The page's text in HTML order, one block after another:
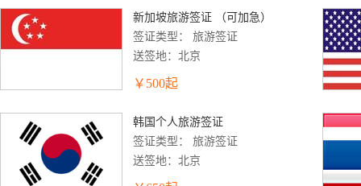
新加坡旅游签证 （可加急）
签证类型： 旅游签证
送签地：北京
￥ 500起
韩国个人旅游签证
签证类型： 旅游签证
送签地：北京